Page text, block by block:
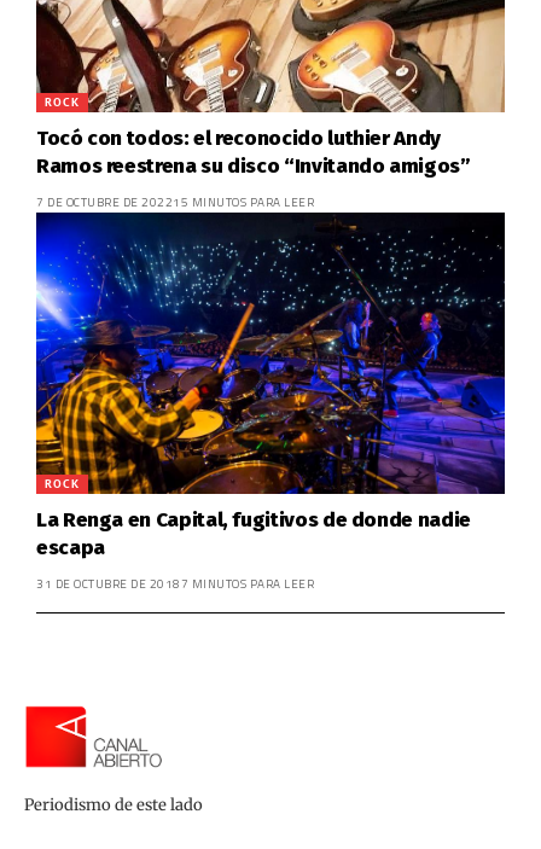
ROCK
Tocó con todos: el reconocido luthier Andy
Ramos reestrena su disco “Invitando amigos”
7 DE OCTUBRE DE 202215 MINUTOS PARA LEER
ROCK
La Renga en Capital, fugitivos de donde nadie
escapa
31 DE OCTUBRE DE 20187 MINUTOS PARA LEER
Periodismo de este lado